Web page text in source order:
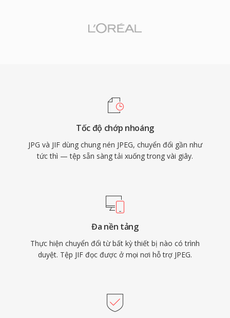
Tốc độ chớp nhoáng
JPG và JIF dùng chung nén JPEG, chuyển đổi gần như
tức thì — tệp sẵn sàng tải xuống trong vài giây.
Đa nền tảng
Thực hiện chuyển đổi từ bất kỳ thiết bị nào có trình
duyệt. Tệp JIF đọc được ở mọi nơi hỗ trợ JPEG.